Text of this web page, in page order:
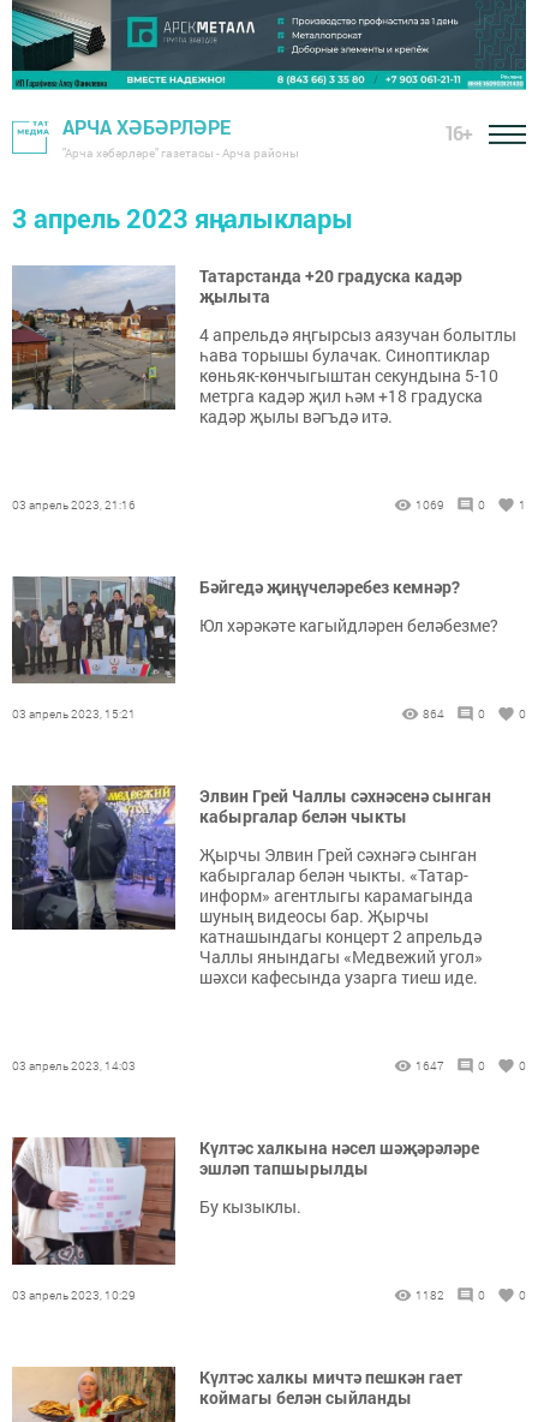
АРЧА ХӘБӘРЛӘРЕ
"Арча хәбәрләре" газетасы - Арча районы
16+
3 апрель 2023 яңалыклары
Татарстанда +20 градуска кадәр
җылыта
4 апрельдә яңгырсыз аязучан болытлы
һава торышы булачак. Синоптиклар
көньяк-көнчыгыштан секундына 5-10
метрга кадәр җил һәм +18 градуска
кадәр җылы вәгъдә итә.
03 апрель 2023, 21:16 1069 0 1
Бәйгедә җиңүчеләребез кемнәр?
Юл хәрәкәте кагыйдләрен беләбезме?
03 апрель 2023, 15:21 864 0 0
Элвин Грей Чаллы сәхнәсенә сынган
кабыргалар белән чыкты
Җырчы Элвин Грей сәхнәгә сынган
кабыргалар белән чыкты. «Татар-
информ» агентлыгы карамагында
шуның видеосы бар. Җырчы
катнашындагы концерт 2 апрельдә
Чаллы янындагы «Медвежий угол»
шәхси кафесында узарга тиеш иде.
03 апрель 2023, 14:03 1647 0 0
Күлтәс халкына нәсел шәҗәрәләре
эшләп тапшырылды
Бу кызыклы.
03 апрель 2023, 10:29 1182 0 0
Күлтәс халкы мичтә пешкән гает
коймагы белән сыйланды